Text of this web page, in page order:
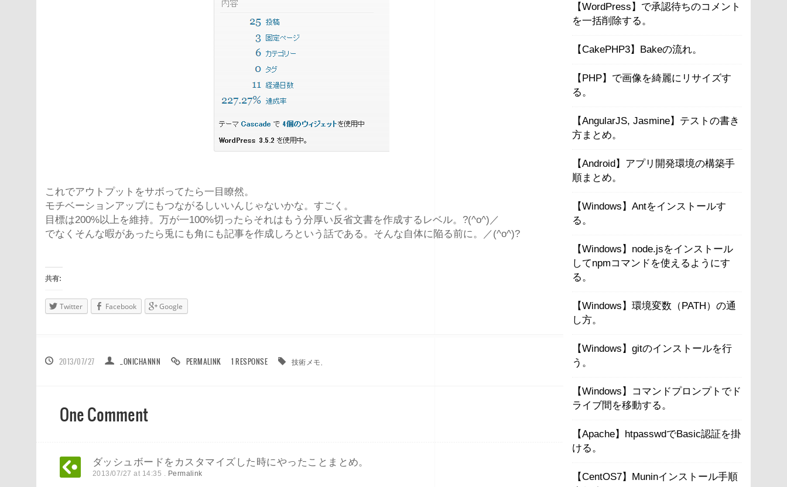
これでアウトプットをサボってたら一目瞭然。
モチベーションアップにもつながるしいいんじゃないかな。すごく。
目標は200%以上を維持。万が一100%切ったらそれはもう分厚い反省文書を作成するレベル。?(^o^)／
でなくそんな暇があったら兎にも角にも記事を作成しろという話である。そんな自体に陥る前に。／(^o^)?
共有:
Twitter Facebook Google
2013/07/27 _ONICHANNN PERMALINK 1 RESPONSE 技術メモ
One Comment
ダッシュボードをカスタマイズした時にやったことまとめ。
2013/07/27 at 14:35 . Permalink
【WordPress】で承認待ちのコメント
を一括削除する。
【CakePHP3】Bakeの流れ。
【PHP】で画像を綺麗にリサイズす
る。
【AngularJS, Jasmine】テストの書き
方まとめ。
【Android】アプリ開発環境の構築手
順まとめ。
【Windows】Antをインストールす
る。
【Windows】node.jsをインストール
してnpmコマンドを使えるようにす
る。
【Windows】環境変数（PATH）の通
し方。
【Windows】gitのインストールを行
う。
【Windows】コマンドプロンプトでド
ライブ間を移動する。
【Apache】htpasswdでBasic認証を掛
ける。
【CentOS7】Muninインストール手順